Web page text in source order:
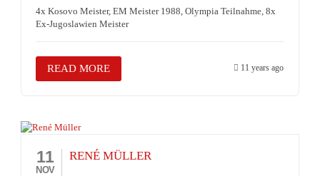
4x Kosovo Meister, EM Meister 1988, Olympia Teilnahme, 8x
Ex-Jugoslawien Meister
READ MORE 11 years ago
11
NOV
RENÉ MÜLLER